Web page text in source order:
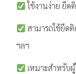
ใช้งานง่าย ยึด
สามารถใช้ยึด
ฯลฯ
เหมาะสำหรับ